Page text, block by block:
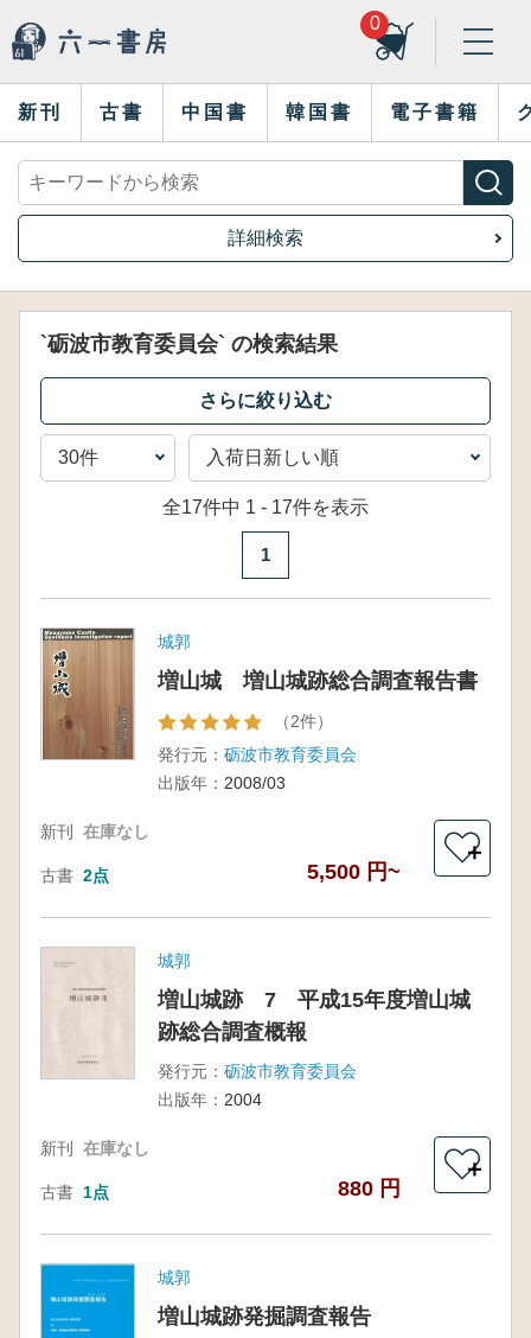
0
新刊 古書 中国書 韓国書 電子書籍
詳細検索
`砺波市教育委員会` の検索結果
全17件中 1 - 17件を表示
1
城郭
増山城 増山城跡総合調査報告書
（2件）
発行元： 砺波市教育委員会
出版年： 2008/03
新刊 在庫なし
古書 2点 5,500 円~
＋
城郭
増山城跡 7 平成15年度増山城
跡総合調査概報
発行元： 砺波市教育委員会
出版年： 2004
新刊 在庫なし
古書 1点 880 円
＋
城郭
増山城跡発掘調査報告